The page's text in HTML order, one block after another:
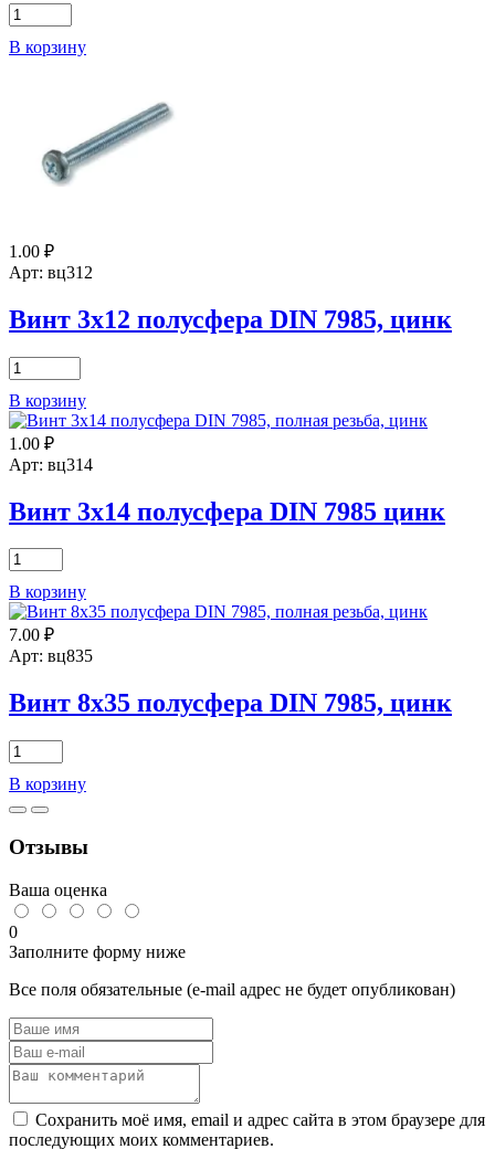
Количество
товара
Винт
цинк
В корзину
1.00 ₽
Арт: вц312
Винт 3х12 полусфера DIN 7985, цинк
Количество
товара
Винт
3х12
полусфера
DIN
цинк
В корзину
1.00 ₽
Арт: вц314
Винт 3х14 полусфера DIN 7985 цинк
Количество
товара
Винт
3х14
полусфера
DIN
цинк
В корзину
7.00 ₽
Арт: вц835
Винт 8х35 полусфера DIN 7985, цинк
Количество
товара
Винт
8х35
DIN
цинк
В корзину
Отзывы
Ваша оценка
0
Заполните форму ниже
Все поля обязательные (e-mail адрес не будет опубликован)
Сохранить моё имя, email и адрес сайта в этом браузере для
последующих моих комментариев.